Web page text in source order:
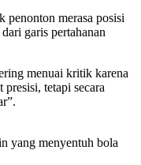
penonton merasa posisi
garis pertahanan
menuai kritik karena
tetapi secara
yang menyentuh bola